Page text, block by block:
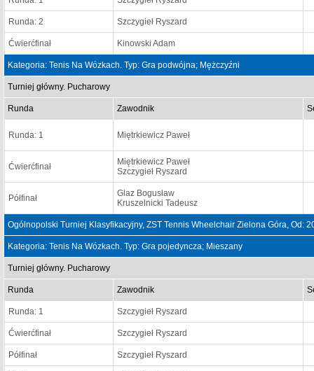
Runda: 2 Szczygieł Ryszard
Ćwierćfinał Kinowski Adam
Kategoria: Tenis Na Wózkach. Typ: Gra podwójna; Mężczyźni
Turniej główny. Pucharowy
Runda Zawodnik
Runda: 1 Miętrkiewicz Paweł
Ćwierćfinał
Miętrkiewicz Paweł
Szczygieł Ryszard
Półfinał
Glaz Bogusław
Kruszelnicki Tadeusz
Ogólnopolski Turniej Klasyfikacyjny, ZST Tennis Wheelchair Zielona Góra, Od:
Kategoria: Tenis Na Wózkach. Typ: Gra pojedyncza; Mieszany
Turniej główny. Pucharowy
Runda Zawodnik
Runda: 1 Szczygieł Ryszard
Ćwierćfinał Szczygieł Ryszard
Półfinał Szczygieł Ryszard